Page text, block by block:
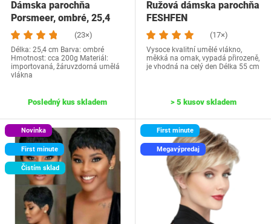
Dámska parochňa
Porsmeer, ombré, 25,4
cm
(23×)
Délka: 25,4 cm Barva: ombré
Hmotnost: cca 200g Materiál:
importovaná, žáruvzdorná umělá
vlákna
Posledný kus skladem
Ružová dámska parochňa
FESHFEN
(17×)
Vysoce kvalitní umělé vlákno,
měkká na omak, vypadá přirozeně,
je vhodná na celý den Délka 55 cm
> 5 kusov skladem
Novinka
First minute
Čistím sklad
First minute
Megavýpredaj